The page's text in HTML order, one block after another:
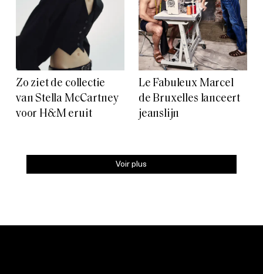
Zo ziet de collectie
van Stella McCartney
voor H&M eruit
Le Fabuleux Marcel
de Bruxelles lanceert
jeanslijn
Voir plus